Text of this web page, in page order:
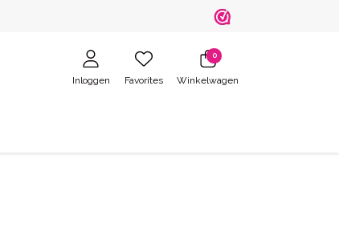
Inloggen Favorites
0
Winkelwagen